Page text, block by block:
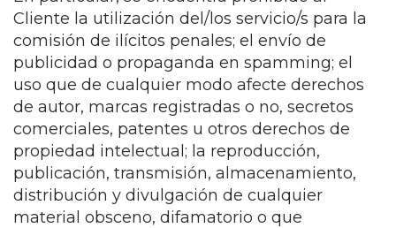
Cliente la utilización del/los servicio/s para la
comisión de ilícitos penales; el envío de
publicidad o propaganda en spamming; el
uso que de cualquier modo afecte derechos
de autor, marcas registradas o no, secretos
comerciales, patentes u otros derechos de
propiedad intelectual; la reproducción,
publicación, transmisión, almacenamiento,
distribución y divulgación de cualquier
material obsceno, difamatorio o que